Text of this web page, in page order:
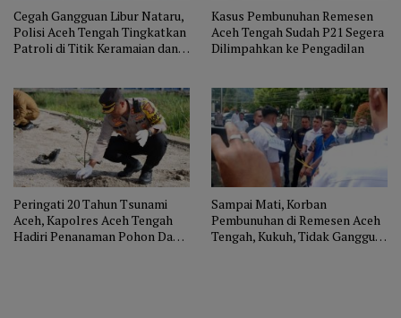
Cegah Gangguan Libur Nataru,
Polisi Aceh Tengah Tingkatkan
Patroli di Titik Keramaian dan
Kasus Pembunuhan Remesen
Aceh Tengah Sudah P21 Segera
Dilimpahkan ke Pengadilan
Peringati 20 Tahun Tsunami
Aceh, Kapolres Aceh Tengah
Hadiri Penanaman Pohon Dan
Sampai Mati, Korban
Pembunuhan di Remesen Aceh
Tengah, Kukuh, Tidak Ganggu